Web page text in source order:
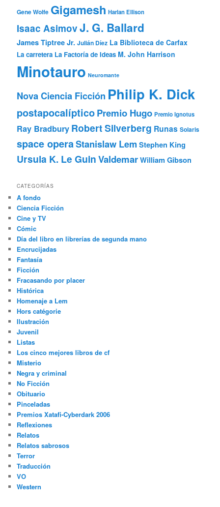
Gene Wolfe Gigamesh Harlan Ellison
Isaac AsimovJ. G. Ballard
James Tiptree Jr. Julián Díez La Biblioteca de Carfax
La carretera La Factoría de Ideas M. John Harrison
Minotauro Neuromante
Nova Ciencia Ficción Philip K. Dick
postapocalípticoPremio Hugo Premio Ignotus
Ray Bradbury Robert Silverberg Runas Solaris
space operaStanislaw Lem Stephen King
Ursula K. Le GuinValdemarWilliam Gibson
CATEGORÍAS
A fondo
Ciencia Ficción
Cine y TV
Cómic
Día del libro en librerías de segunda mano
Encrucijadas
Fantasía
Ficción
Fracasando por placer
Histórica
Homenaje a Lem
Hors catégorie
Ilustración
Juvenil
Listas
Los cinco mejores libros de cf
Misterio
Negra y criminal
No Ficción
Obituario
Pinceladas
Premios Xatafi-Cyberdark 2006
Reflexiones
Relatos
Relatos sabrosos
Terror
Traducción
VO
Western